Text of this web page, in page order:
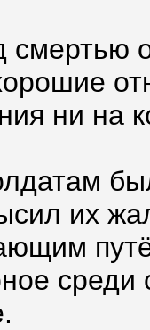
смертью
ни на
их
среди